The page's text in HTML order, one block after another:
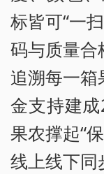
标皆可“一
码与质量合
追溯每一
金支持建
果农撑起“
线上线下同